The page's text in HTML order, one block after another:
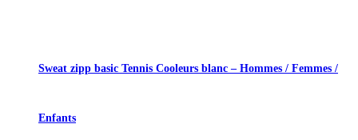
Sweat zipp basic Tennis Cooleurs blanc – Hommes / Femmes /
Enfants